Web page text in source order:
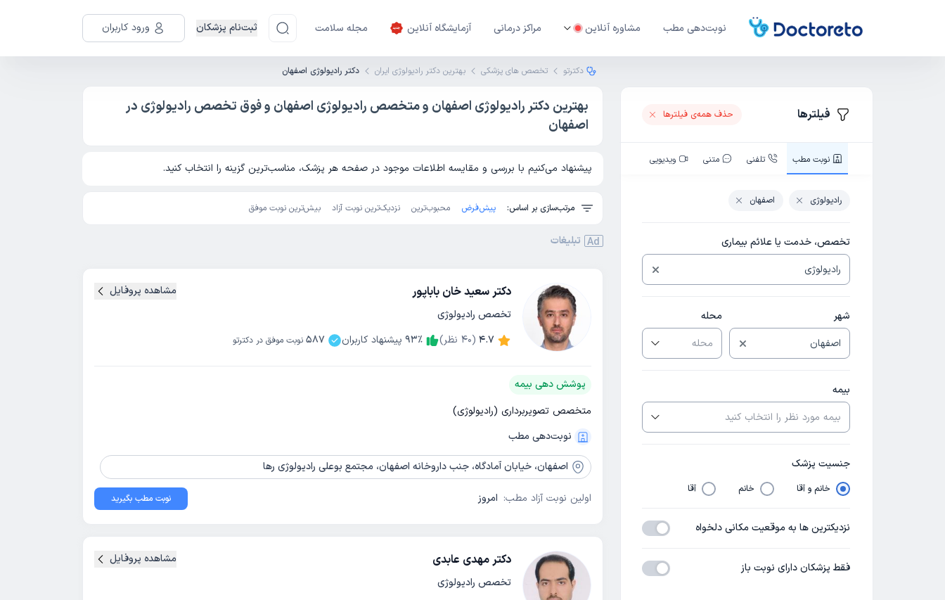
نوبت‌دهی مطب مشاوره آنلاین مراکز درمانی آزمایشگاه آنلاین مجله سلامت ثبت‌نام پزشکان ورود کاربران
دکترتو تخصص های پزشکی بهترین دکتر رادیولوژی ایران دکتر رادیولوژی اصفهان
بهترین دکتر رادیولوژی اصفهان و متخصص رادیولوژی اصفهان و فوق تخصص رادیولوژی در
اصفهان
پیشنهاد می‌کنیم با بررسی و مقایسه اطلاعات موجود در صفحه هر پزشک، مناسب‌ترین گزینه را انتخاب کنید.
مرتب‌سازی بر اساس: پیش‌فرض محبوب‌ترین نزدیک‌ترین نوبت آزاد بیش‌ترین نوبت موفق
دکتر سعید خان باباپور
تخصص رادیولوژی
4.7
(
40 نظر) 93٪ پیشنهاد کاربران 587 نوبت موفق در دکترتو
مشاهده پروفایل
پوشش دهی بیمه
متخصص تصویربرداری (رادیولوژی)
نوبت‌دهی مطب
اصفهان، خیابان آمادگاه، جنب داروخانه اصفهان، مجتمع بوعلی رادیولوژی رها
اولین نوبت آزاد مطب: امروز نوبت مطب بگیرید
دکتر مهدی عابدی
تخصص رادیولوژی
مشاهده پروفایل
Ad تبلیغات
فیلترها حذف همه‌ی فیلتر‌ها
نوبت‌ مطب تلفنی متنی ویدیویی
رادیولوژی اصفهان
تخصص، خدمت یا علائم بیماری
شهر محله
بیمه
جنسیت پزشک
خانم و آقا خانم آقا
نزدیکترین ها به موقعیت مکانی دلخواه
فقط پزشکان دارای نوبت باز